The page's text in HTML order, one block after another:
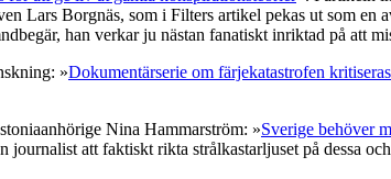
Lars Borgnäs, som i Filters artikel pekas ut som en
han verkar ju nästan fanatiskt inriktad på att
»Dokumentärserie om färjekatastrofen
Nina Hammarström: »Sverige behöver
att faktiskt rikta strålkastarljuset på dessa